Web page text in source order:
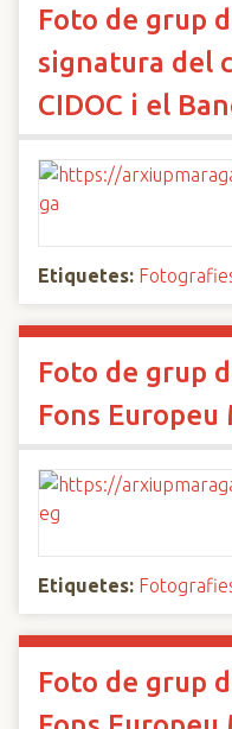
Foto de grup
signatura del
CIDOC i el
Etiquetes:
Foto de grup
Fons
Etiquetes:
Foto de grup